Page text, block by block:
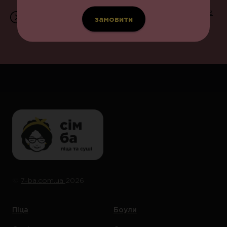
Приймаємо замовлення щодня з 11:00 до 22:00 | 096 203
07 07 | вул. В.Великого, 13замовити
7-ba.com.ua 2026
Піца Боули